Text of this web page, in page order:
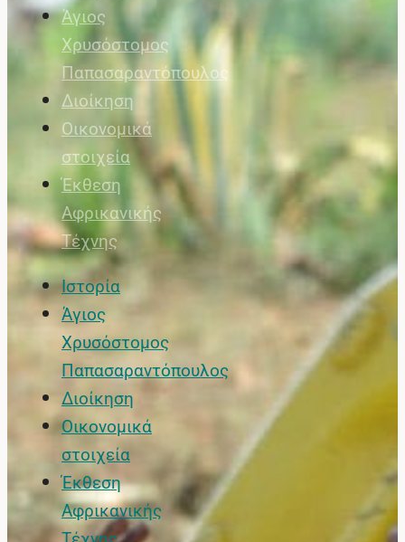
Άγιος
Χρυσόστομος
Παπασαραντόπουλος
Διοίκηση
Οικονομικά
στοιχεία
Έκθεση
Αφρικανικής
Τέχνης
Ιστορία
Άγιος
Χρυσόστομος
Παπασαραντόπουλος
Διοίκηση
Οικονομικά
στοιχεία
Έκθεση
Αφρικανικής